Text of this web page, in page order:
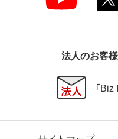
法人のお客
「